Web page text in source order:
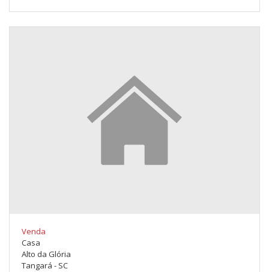
Venda
Casa
Alto da Glória
Tangará - SC